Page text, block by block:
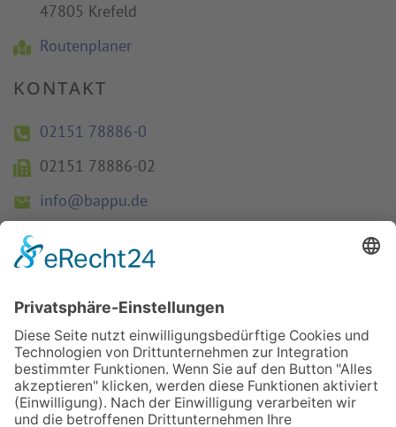
47805 Krefeld
Routenplaner
KONTAKT
02151 78886-0
02151 78886-02
info@bappu.de
INFOS
Datenschutz
AGB
Impressum